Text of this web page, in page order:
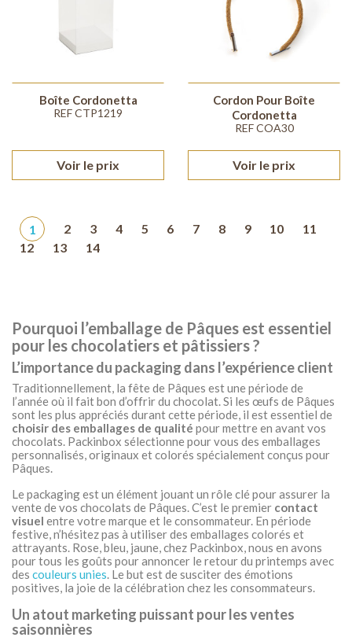
Boîte Cordonetta
REF CTP1219
Voir le prix
Cordon Pour Boîte
Cordonetta
REF COA30
Voir le prix
1 2 3 4 5 6 7 8 9 10
11
12
13 14
Pourquoi l’emballage de Pâques est essentiel
pour les chocolatiers et pâtissiers ?
L’importance du packaging dans l’expérience client
Traditionnellement, la fête de Pâques est une période de
l’année où il fait bon d’offrir du chocolat. Si les œufs de Pâques
sont les plus appréciés durant cette période, il est essentiel de
choisir des emballages de qualité pour mettre en avant vos
chocolats. Packinbox sélectionne pour vous des emballages
personnalisés, originaux et colorés spécialement conçus pour
Pâques.
Le packaging est un élément jouant un rôle clé pour assurer la
vente de vos chocolats de Pâques. C’est le premier contact
visuel entre votre marque et le consommateur. En période
festive, n’hésitez pas à utiliser des emballages colorés et
attrayants. Rose, bleu, jaune, chez Packinbox, nous en avons
pour tous les goûts pour annoncer le retour du printemps avec
des couleurs unies. Le but est de susciter des émotions
positives, la joie de la célébration chez les consommateurs.
Un atout marketing puissant pour les ventes
saisonnières